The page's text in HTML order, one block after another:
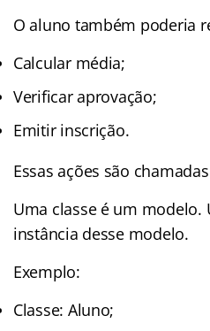
O aluno também poderia
Calcular média;
Verificar aprovação;
Emitir inscrição.
Essas ações são
Uma classe é um modelo.
instância desse modelo.
Exemplo:
Classe: Aluno;